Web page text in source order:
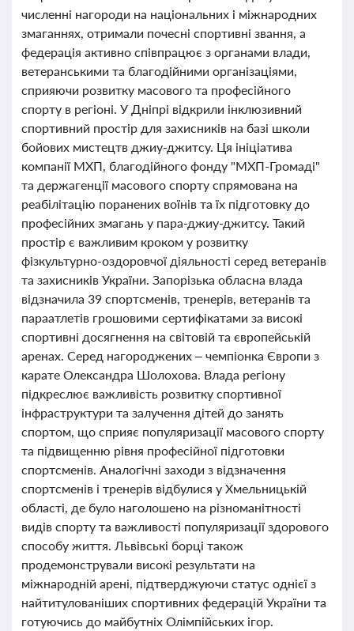
численні нагороди на національних і міжнародних
змаганнях, отримали почесні спортивні звання, а
федерація активно співпрацює з органами влади,
ветеранськими та благодійними організаціями,
сприяючи розвитку масового та професійного
спорту в регіоні. У Дніпрі відкрили інклюзивний
спортивний простір для захисників на базі школи
бойових мистецтв джиу-джитсу. Ця ініціатива
компанії МХП, благодійного фонду "МХП-Громаді"
та держагенції масового спорту спрямована на
реабілітацію поранених воїнів та їх підготовку до
професійних змагань у пара-джиу-джитсу. Такий
простір є важливим кроком у розвитку
фізкультурно-оздоровчої діяльності серед ветеранів
та захисників України. Запорізька обласна влада
відзначила 39 спортсменів, тренерів, ветеранів та
параатлетів грошовими сертифікатами за високі
спортивні досягнення на світовій та європейській
аренах. Серед нагороджених – чемпіонка Європи з
карате Олександра Шолохова. Влада регіону
підкреслює важливість розвитку спортивної
інфраструктури та залучення дітей до занять
спортом, що сприяє популяризації масового спорту
та підвищенню рівня професійної підготовки
спортсменів. Аналогічні заходи з відзначення
спортсменів і тренерів відбулися у Хмельницькій
області, де було наголошено на різноманітності
видів спорту та важливості популяризації здорового
способу життя. Львівські борці також
продемонстрували високі результати на
міжнародній арені, підтверджуючи статус однієї з
найтитулованіших спортивних федерацій України та
готуючись до майбутніх Олімпійських ігор.